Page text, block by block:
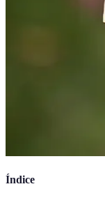
Índice